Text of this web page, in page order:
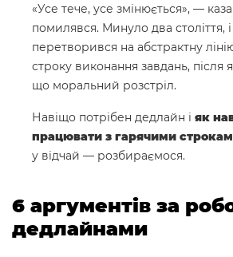
«Усе тече, усе змінюється», —
помилявся. Минуло два століття,
перетворився на абстрактну
строку виконання завдань, після
що моральний розстріл.
Навіщо потрібен дедлайн і як
працювати з гарячими
у відчай — розбираємося.
6 аргументів за
дедлайнами